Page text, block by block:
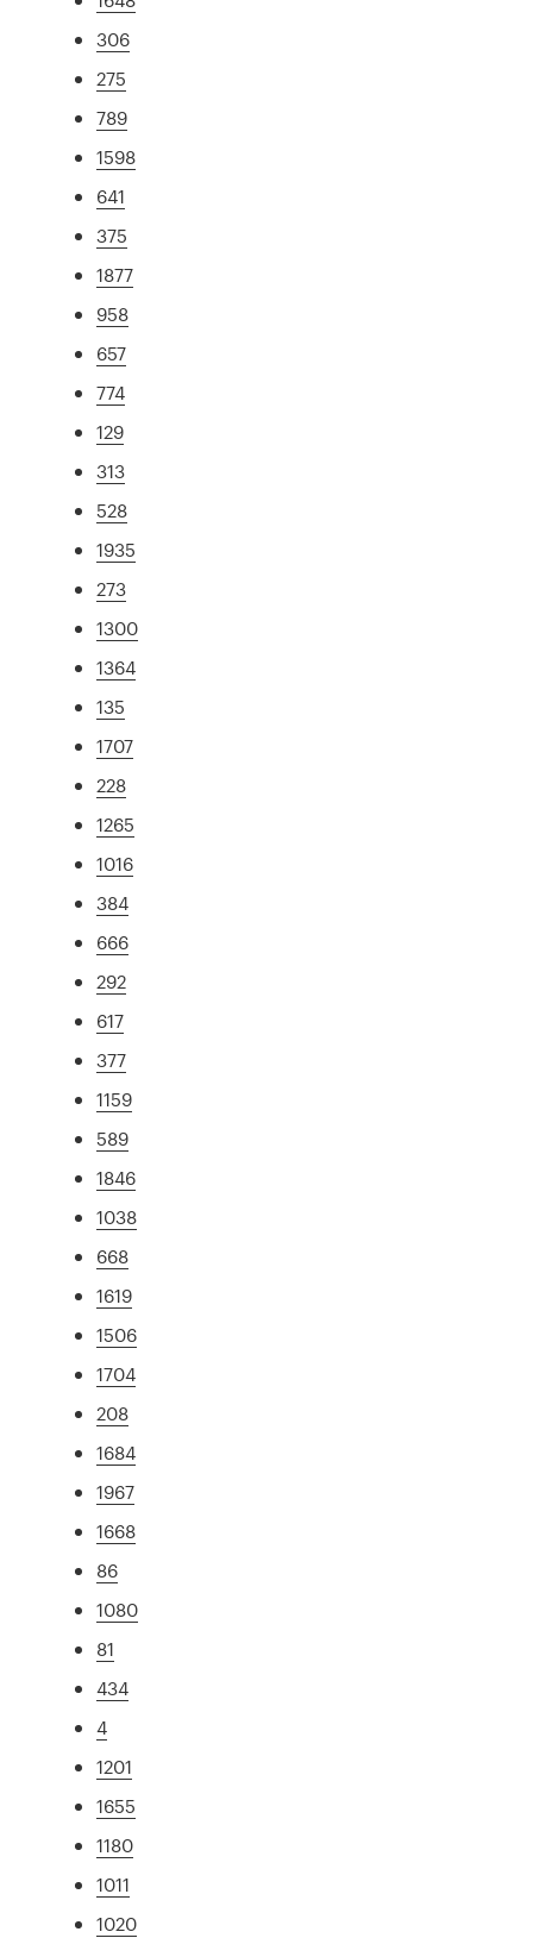
306
275
789
1598
641
375
1877
958
657
774
129
313
528
1935
273
1300
1364
135
1707
228
1265
1016
384
666
292
617
377
1159
589
1846
1038
668
1619
1506
1704
208
1684
1967
1668
86
1080
81
434
4
1201
1655
1180
1011
1020